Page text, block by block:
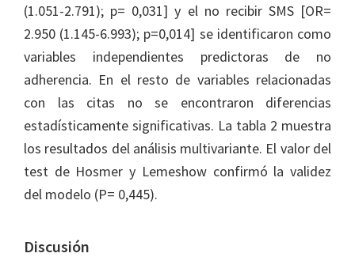
(1.051-2.791); p= 0,031] y el no recibir SMS [OR=
2.950 (1.145-6.993); p=0,014] se identificaron como
variables independientes predictoras de no
adherencia. En el resto de variables relacionadas
con las citas no se encontraron diferencias
estadísticamente significativas. La tabla 2 muestra
los resultados del análisis multivariante. El valor del
test de Hosmer y Lemeshow confirmó la validez
del modelo (P= 0,445).
Discusión